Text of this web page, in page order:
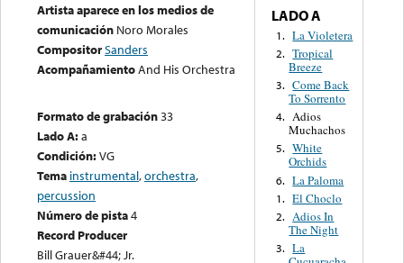
Artista aparece en los medios de
comunicación Noro Morales
CompositorSanders
AcompañamientoAnd His Orchestra
Formato de grabación33
Lado A:a
Condición:VG
Tema instrumental,orchestra,
percussion
Número de pista4
Record Producer
Bill Grauer&#44; Jr.
LADO A
1. La Violetera
2. Tropical
Breeze
3. Come Back
To Sorrento
4. Adios
Muchachos
5. White
Orchids
6. La Paloma
1. El Choclo
2. Adios In
The Night
3. La